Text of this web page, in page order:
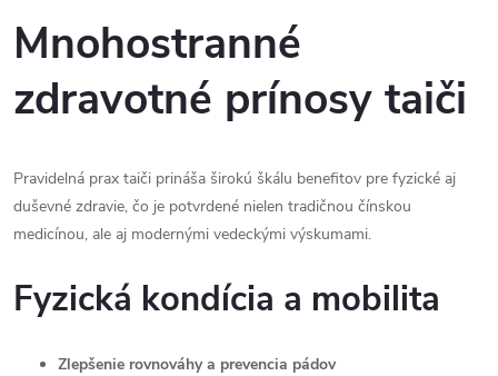
Mnohostranné
zdravotné prínosy taiči
Pravidelná prax taiči prináša širokú škálu benefitov pre fyzické aj
duševné zdravie, čo je potvrdené nielen tradičnou čínskou
medicínou, ale aj modernými vedeckými výskumami.
Fyzická kondícia a mobilita
Zlepšenie rovnováhy a prevencia pádov